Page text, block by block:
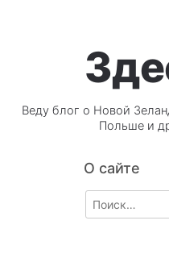
Веду блог о Новой
Польше и
О сайте
Search
for: